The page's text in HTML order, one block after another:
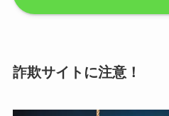
詐欺サイトに注意！